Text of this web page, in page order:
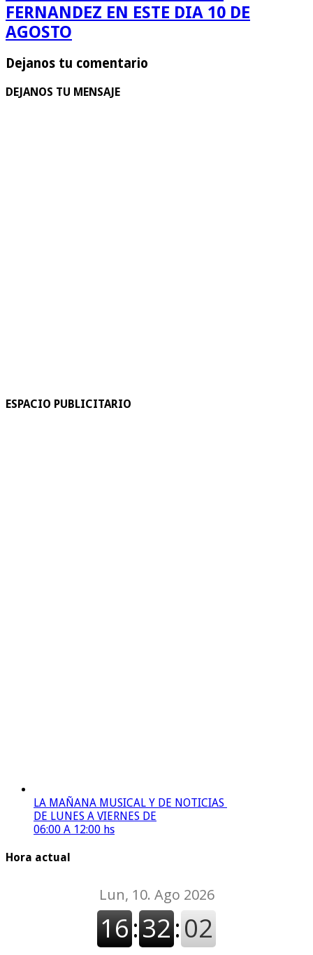
FERNANDEZ EN ESTE DIA 10 DE
AGOSTO
Dejanos tu comentario
DEJANOS TU MENSAJE
ESPACIO PUBLICITARIO
LA MAÑANA MUSICAL Y DE NOTICIAS
DE LUNES A VIERNES DE
06:00 A 12:00 hs
Hora actual